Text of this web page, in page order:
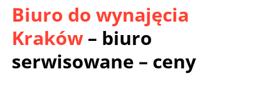
Biuro do wynajęcia
Kraków – biuro
serwisowane – ceny